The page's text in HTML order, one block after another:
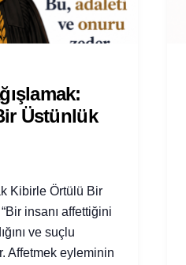
Üstünlük
Kibirle Örtülü Bir
insanı affettiğini
ve suçlu
Affetmek eyleminin